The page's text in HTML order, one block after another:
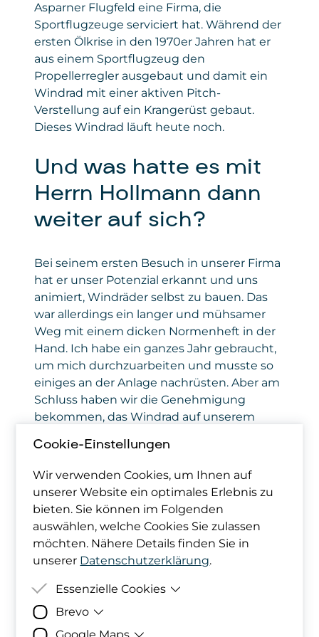
Asparner Flugfeld eine Firma, die
Sportflugzeuge serviciert hat. Während der
ersten Ölkrise in den 1970er Jahren hat er
aus einem Sportflugzeug den
Propellerregler ausgebaut und damit ein
Windrad mit einer aktiven Pitch-
Verstellung auf ein Krangerüst gebaut.
Dieses Windrad läuft heute noch.
Und was hatte es mit
Herrn Hollmann dann
weiter auf sich?
Bei seinem ersten Besuch in unserer Firma
hat er unser Potenzial erkannt und uns
animiert, Windräder selbst zu bauen. Das
war allerdings ein langer und mühsamer
Weg mit einem dicken Normenheft in der
Hand. Ich habe ein ganzes Jahr gebraucht,
um mich durchzuarbeiten und musste so
einiges an der Anlage nachrüsten. Aber am
Schluss haben wir die Genehmigung
bekommen, das Windrad auf unserem
Steht es noch dort?
Nein, schon nach wenigen Monaten hat die
EVN angefragt, ob wir unser Windrad im
Forschungspark Lichtenegg aufstellen
wollen. 2009 wurde es dorthin übersiedelt.
Seither haben wir diesen Anlagentyp
weiterentwickelt, und wir haben heute
eine neue Anlage, kombiniert mit einer PV-
Cookie-Einstellungen
Wir verwenden Cookies, um Ihnen auf
unserer Website ein optimales Erlebnis zu
bieten. Sie können im Folgenden
auswählen, welche Cookies Sie zulassen
möchten. Nähere Details finden Sie in
unserer Datenschutzerklärung.
Essenzielle Cookies
Zweck
berücksichtigt werden können,
Brevo
Google Maps